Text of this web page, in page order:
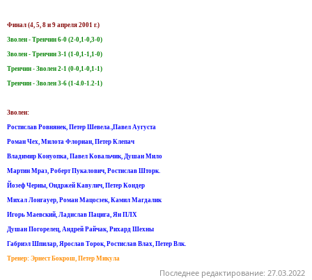
Финал (4, 5, 8 и 9 апреля 2001 г.)
Зволен - Тренчин 6-0 (2-0,1-0,3-0)
Зволен - Тренчин 3-1 (1-0,1-1,1-0)
Тренчин - Зволен 2-1 (0-0,1-0,1-1)
Тренчин - Зволен 3-6 (1-4.0-1.2-1)
Зволен:
Ростислав Ровнянек, Петер Шевела.,Павел Аугуста
Роман Чех, Милота Флориан, Петер Клепач
Владимир Конуопка, Павел Ковальчик, Душан Мило
Мартин Мраз, Роберт Пукалович, Ростислав Шторк.
Йозеф Черны, Ондржей Кавулич, Петер Кондер
Михал Лонгауер, Роман Мацосзек, Камил Магдалик
Игорь Маевский, Ладислав Пацига, Ян ПЛХ
Душан Погорелец, Андрей Райчак, Рихард Шехны
Габриэл Шпилар, Ярослав Торок, Ростислав Влах, Петер Влк.
Тренер: Эрнест Бокрош, Петер Микула
Последнее редактирование: 27.03.2022